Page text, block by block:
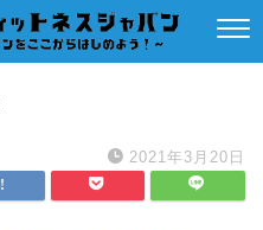
2021年3月20日